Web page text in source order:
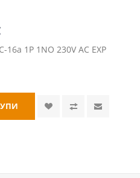
1P 1NO 230V AC EXP